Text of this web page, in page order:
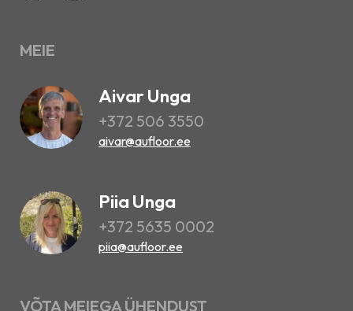
MEIE
Aivar Unga
+372 506 3550
aivar@aufloor.ee
Piia Unga
+372 5635 0002
piia@aufloor.ee
VÕTA MEIEGA ÜHENDUST